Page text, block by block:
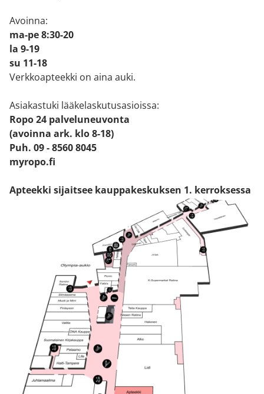
Avoinna:
ma-pe 8:30-20
la 9-19
su 11-18
Verkkoapteekki on aina auki.
Asiakastuki lääkelaskutusasioissa:
Ropo 24 palveluneuvonta
(avoinna ark. klo 8-18)
Puh. 09 - 8560 8045
myropo.fi
Apteekki sijaitsee kauppakeskuksen 1. kerroksessa